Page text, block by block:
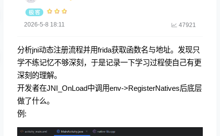
2026-5-8 18:11 47921
分析jni动态注册流程并用frida获取函数名与地址。发现只
学不练记忆不够深刻，于是记录一下学习过程使自己有更
深刻的理解。
开发者在JNI_OnLoad中调用env->RegisterNatives后底层
做了什么。
例: